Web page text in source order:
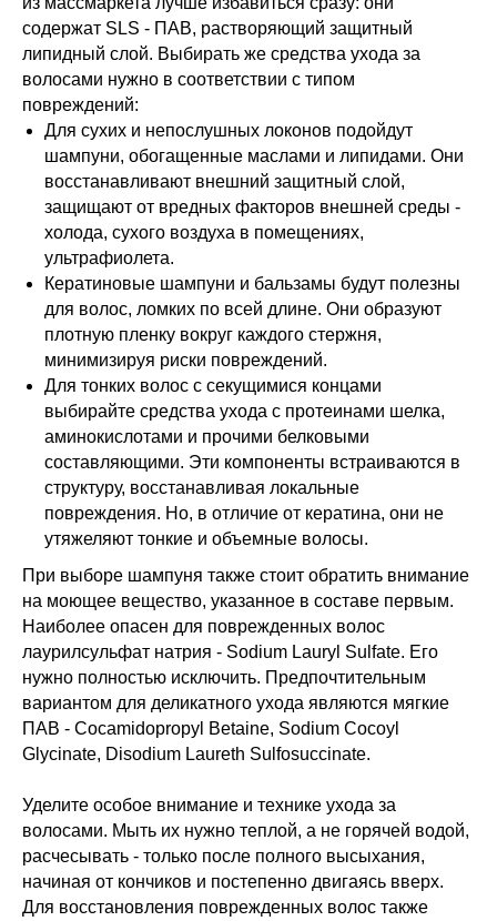
содержат SLS - ПАВ, растворяющий защитный
липидный слой. Выбирать же средства ухода за
волосами нужно в соответствии с типом
повреждений:
Для сухих и непослушных локонов подойдут
шампуни, обогащенные маслами и липидами. Они
восстанавливают внешний защитный слой,
защищают от вредных факторов внешней среды -
холода, сухого воздуха в помещениях,
ультрафиолета.
Кератиновые шампуни и бальзамы будут полезны
для волос, ломких по всей длине. Они образуют
плотную пленку вокруг каждого стержня,
минимизируя риски повреждений.
Для тонких волос с секущимися концами
выбирайте средства ухода с протеинами шелка,
аминокислотами и прочими белковыми
составляющими. Эти компоненты встраиваются в
структуру, восстанавливая локальные
повреждения. Но, в отличие от кератина, они не
утяжеляют тонкие и объемные волосы.
При выборе шампуня также стоит обратить внимание
на моющее вещество, указанное в составе первым.
Наиболее опасен для поврежденных волос
лаурилсульфат натрия - Sodium Lauryl Sulfate. Его
нужно полностью исключить. Предпочтительным
вариантом для деликатного ухода являются мягкие
ПАВ - Cocamidopropyl Betaine, Sodium Cocoyl
Glycinate, Disodium Laureth Sulfosuccinate.
Уделите особое внимание и технике ухода за
волосами. Мыть их нужно теплой, а не горячей водой,
расчесывать - только после полного высыхания,
начиная от кончиков и постепенно двигаясь вверх.
Для восстановления поврежденных волос также